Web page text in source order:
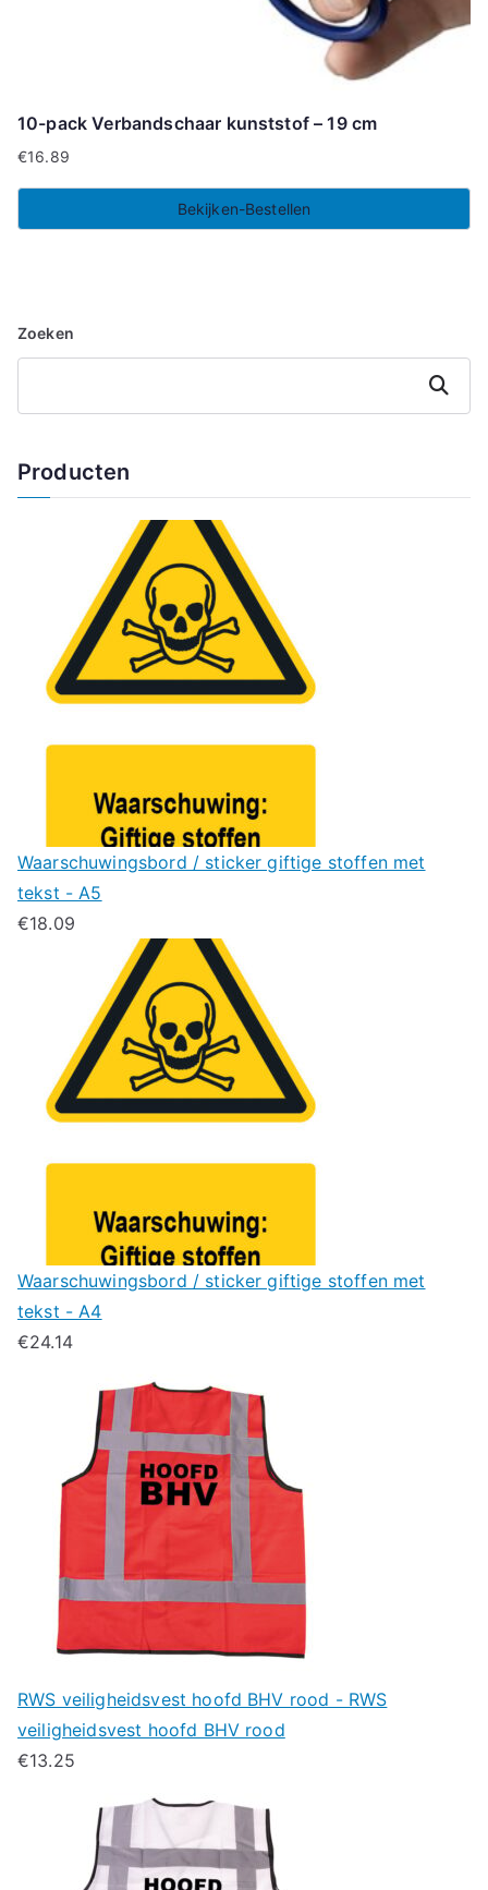
10-pack Verbandschaar kunststof – 19 cm
€16.89
Bekijken-Bestellen
Zoeken
Zoeken
Producten
Waarschuwingsbord / sticker giftige stoffen met
tekst - A5
€18.09
Waarschuwingsbord / sticker giftige stoffen met
tekst - A4
€24.14
RWS veiligheidsvest hoofd BHV rood - RWS
veiligheidsvest hoofd BHV rood
€13.25